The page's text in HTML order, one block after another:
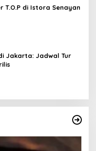
T.O.P di Istora Senayan
Jakarta: Jadwal Tur